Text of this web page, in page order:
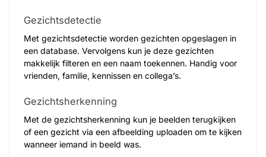
Gezichtsdetectie
Met gezichtsdetectie worden gezichten opgeslagen in
een database. Vervolgens kun je deze gezichten
makkelijk filteren en een naam toekennen. Handig voor
vrienden, familie, kennissen en collega’s.
Gezichtsherkenning
Met de gezichtsherkenning kun je beelden terugkijken
of een gezicht via een afbeelding uploaden om te kijken
wanneer iemand in beeld was.